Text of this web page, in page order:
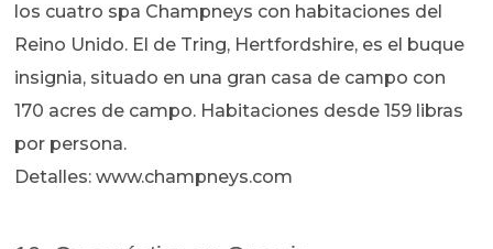
los cuatro spa Champneys con habitaciones del
Reino Unido. El de Tring, Hertfordshire, es el buque
insignia, situado en una gran casa de campo con
170 acres de campo. Habitaciones desde 159 libras
por persona.
Detalles: www.champneys.com